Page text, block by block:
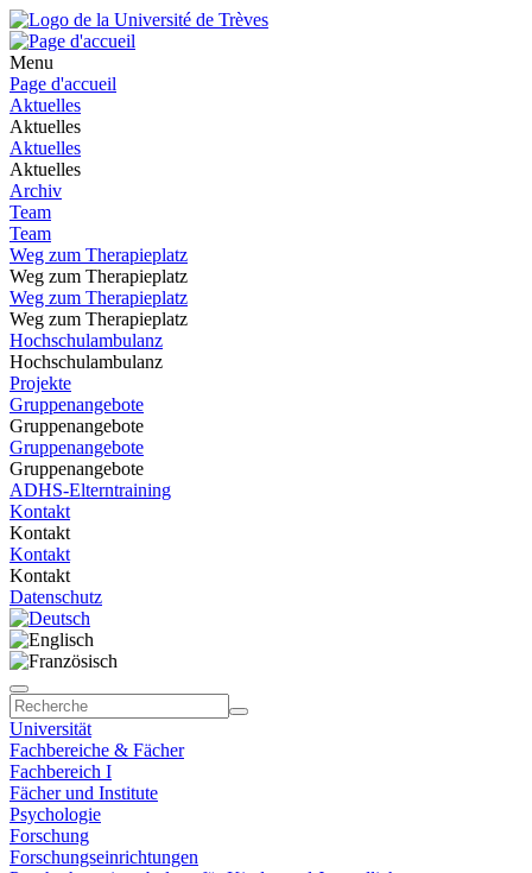
Menu
Page d'accueil
Aktuelles
Aktuelles
Aktuelles
Aktuelles
Archiv
Team
Team
Weg zum Therapieplatz
Weg zum Therapieplatz
Weg zum Therapieplatz
Weg zum Therapieplatz
Hochschulambulanz
Hochschulambulanz
Projekte
Gruppenangebote
Gruppenangebote
Gruppenangebote
Gruppenangebote
ADHS-Elterntraining
Kontakt
Kontakt
Kontakt
Kontakt
Datenschutz
Universität
Fachbereiche & Fächer
Fachbereich I
Fächer und Institute
Psychologie
Forschung
Forschungseinrichtungen